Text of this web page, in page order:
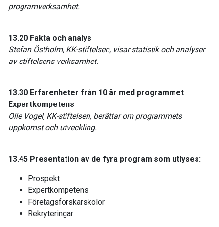
programverksamhet.
13.20 Fakta och analys
Stefan Östholm, KK-stiftelsen, visar statistik och analyser
av stiftelsens verksamhet.
13.30 Erfarenheter från 10 år med programmet
Expertkompetens
Olle Vogel, KK-stiftelsen, berättar om programmets
uppkomst och utveckling.
13.45 Presentation av de fyra program som utlyses:
Prospekt
Expertkompetens
Företagsforskarskolor
Rekryteringar